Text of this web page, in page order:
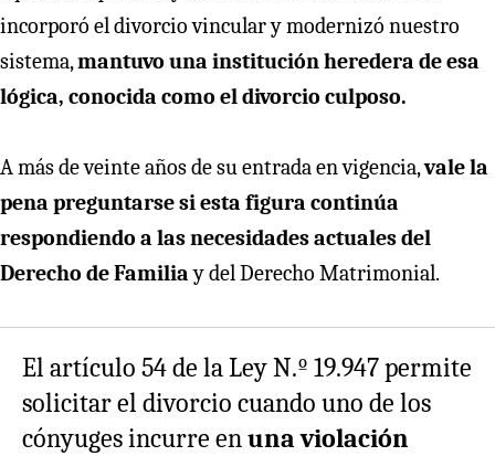
incorporó el divorcio vincular y modernizó nuestro
sistema,mantuvo una institución heredera de esa
lógica, conocida como el divorcio culposo.
A más de veinte años de su entrada en vigencia,vale la
pena preguntarse si esta figura continúa
respondiendo a las necesidades actuales del
Derecho de Familiay del Derecho Matrimonial.
El artículo 54 de la Ley N.º 19.947 permite
solicitar el divorcio cuando uno de los
cónyuges incurre enuna violación